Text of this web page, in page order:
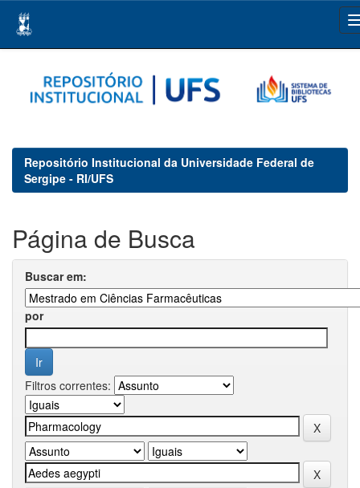
navigation
Repositório Institucional da Universidade Federal de
Sergipe - RI/UFS
Página de Busca
Buscar em:
por
Filtros correntes: